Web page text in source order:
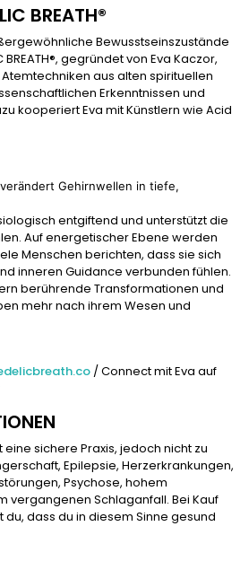
BREATH®
Bewusstseinszustände
BREATH®, gegründet von Eva Kaczor,
aus alten spirituellen
Erkenntnissen und
kooperiert Eva mit Künstlern wie Acid
verändert Gehirnwellen in tiefe,
entgiftend und unterstützt die
Auf energetischer Ebene werden
Menschen berichten, dass sie sich
inneren Guidance verbunden fühlen.
berührende Transformationen und
mehr nach ihrem Wesen und
/ Connect mit Eva auf
eine sichere Praxis, jedoch nicht zu
Epilepsie, Herzerkrankungen,
Psychose, hohem
vergangenen Schlaganfall. Bei Kauf
du, dass du in diesem Sinne gesund